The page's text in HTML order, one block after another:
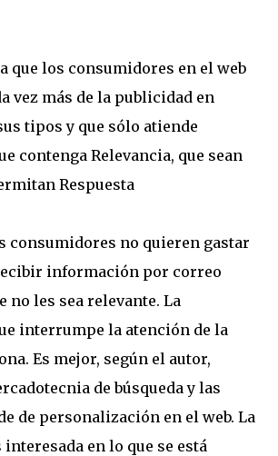
que los consumidores en el web
vez más de la publicidad en
tipos y que sólo atiende
contenga Relevancia, que sean
Respuesta
consumidores no quieren gastar
información por correo
no les sea relevante. La
interrumpe la atención de la
Es mejor, según el autor,
de búsqueda y las
de personalización en el web. La
interesada en lo que se está